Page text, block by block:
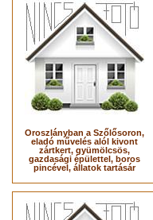
Oroszlányban a Szőlősoron,
eladó művelés alól kivont
zártkert, gyümölcsös,
gazdasági épülettel, boros
pincével, állatok tartásár